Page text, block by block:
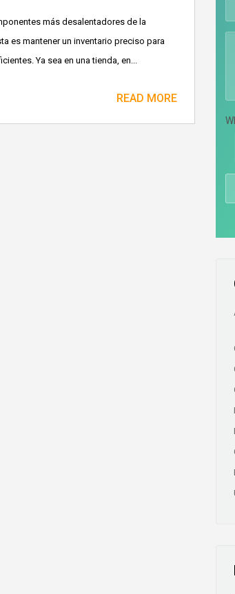
más desalentadores de la
es mantener un inventario preciso para
Ya sea en una tienda, en...
READ MORE